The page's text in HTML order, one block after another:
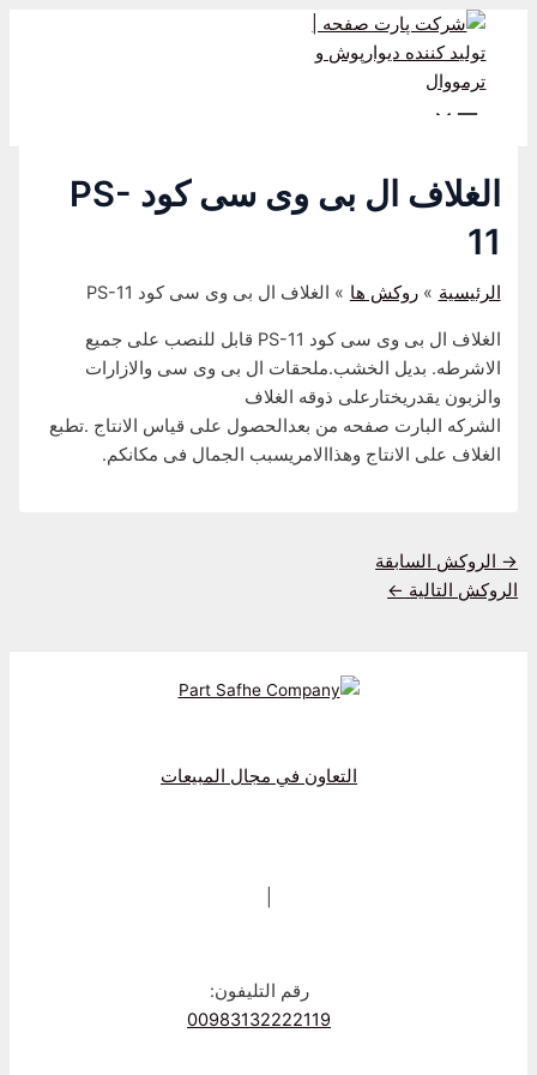
تخطي
المحتوى
Main
Menu
الغلاف ال بی وی سی کود PS-
11
الرئيسية روکش ها الغلاف ال بی وی سی کود PS-11
الغلاف ال بی وی سی کود PS-11 قابل للنصب علی جمیع
الاشرطه. بدیل الخشب.ملحقات ال بی وی سی والازارات
والزبون یقدریختارعلی ذوقه الغلاف
الشرکه البارت صفحه من بعدالحصول علی قیاس الانتاج .تطبع
الغلاف علی الانتاج وهذاالامریسبب الجمال فی مکانکم.
Post
navigation
→ الروکش السابقة
الروکش التالية ←
التعاون في مجال المبيعات
رقم التليفون:
00983132222119